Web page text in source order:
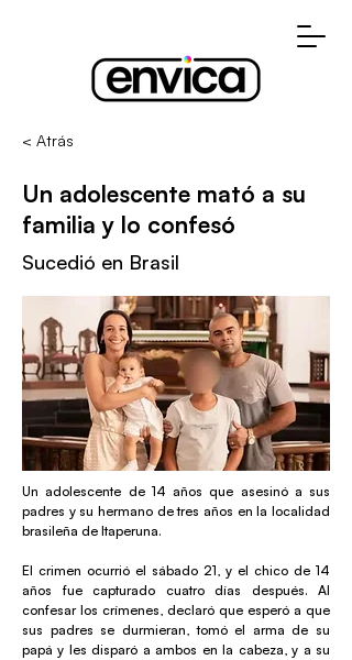
< Atrás
Un adolescente mató a su
familia y lo confesó
Sucedió en Brasil
Un adolescente de 14 años que asesinó a sus
padres y su hermano de tres años en la localidad
brasileña de Itaperuna.
El crimen ocurrió el sábado 21, y el chico de 14
años fue capturado cuatro días después. Al
confesar los crímenes, declaró que esperó a que
sus padres se durmieran, tomó el arma de su
papá y les disparó a ambos en la cabeza, y a su